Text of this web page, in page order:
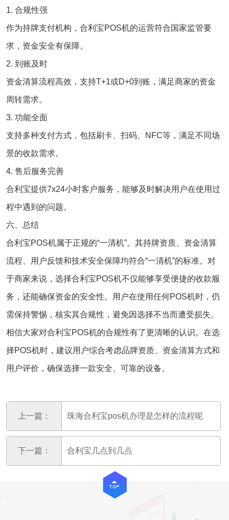
1. 合规性强
作为持牌支付机构，合利宝POS机的运营符合国家监管要
求，资金安全有保障。
2. 到账及时
资金清算流程高效，支持T+1或D+0到账，满足商家的资金
周转需求。
3. 功能全面
支持多种支付方式，包括刷卡、扫码、NFC等，满足不同场
景的收款需求。
4. 售后服务完善
合利宝提供7x24小时客户服务，能够及时解决用户在使用过
程中遇到的问题。
六、总结
合利宝POS机属于正规的“一清机”。其持牌资质、资金清算
流程、用户反馈和技术安全保障均符合“一清机”的标准。对
于商家来说，选择合利宝POS机不仅能够享受便捷的收款服
务，还能确保资金的安全性。用户在使用任何POS机时，仍
需保持警惕，核实其合规性，避免因选择不当而遭受损失。
相信大家对合利宝POS机的合规性有了更清晰的认识。在选
择POS机时，建议用户综合考虑品牌资质、资金清算方式和
用户评价，确保选择一款安全、可靠的设备。
上一篇： 珠海合利宝pos机办理是怎样的流程呢
下一篇： 合利宝几点到几点